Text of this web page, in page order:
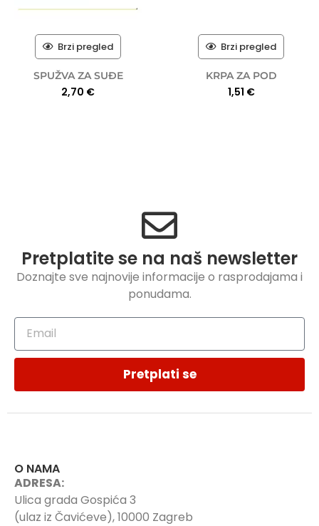
Brzi pregled
SPUŽVA ZA SUĐE
2,70 €
Brzi pregled
KRPA ZA POD
1,51 €
Pretplatite se na naš newsletter
Doznajte sve najnovije informacije o rasprodajama i
ponudama.
Pretplati se
O NAMA
ADRESA:
Ulica grada Gospića 3
(ulaz iz Čavićeve), 10000 Zagreb